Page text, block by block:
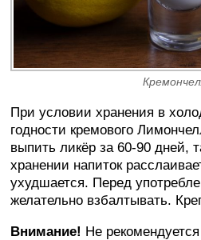
При условии хранения в
годности кремового
выпить ликёр за 60-90 дней,
хранении напиток
ухудшается. Перед
желательно взбалтывать.
Внимание! Не